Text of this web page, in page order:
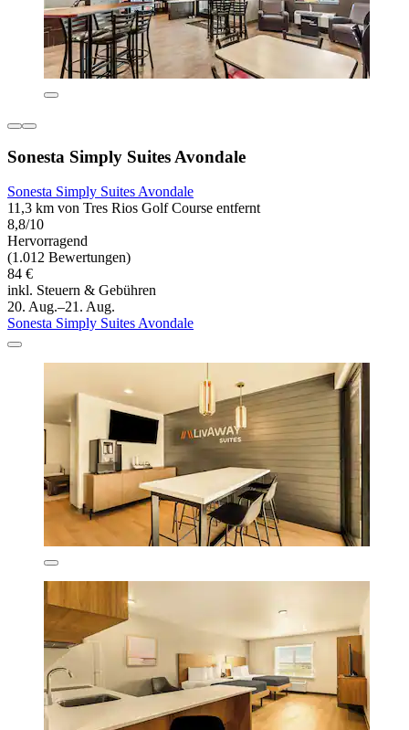
Sonesta Simply Suites Avondale
Sonesta Simply Suites Avondale
11,3 km von Tres Rios Golf Course entfernt
8,8/10
Hervorragend
(1.012 Bewertungen)
84 €
inkl. Steuern & Gebühren
20. Aug.–21. Aug.
Sonesta Simply Suites Avondale